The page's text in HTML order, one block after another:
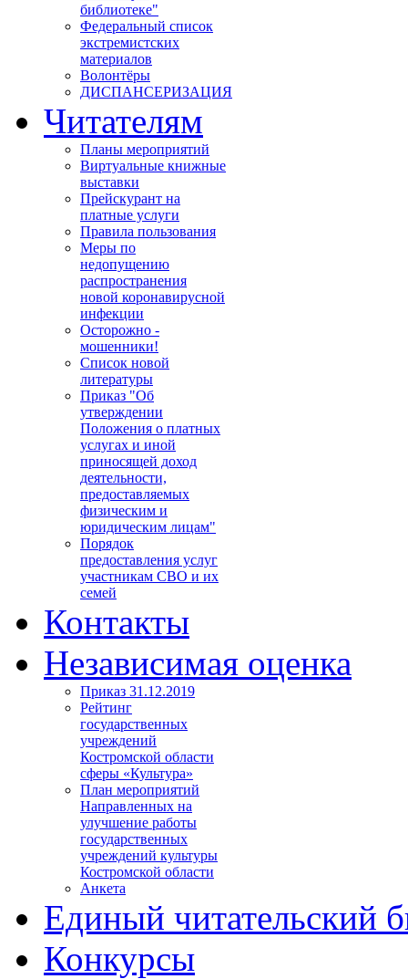
библиотеке"
Федеральный список
экстремистских
материалов
Волонтёры
ДИСПАНСЕРИЗАЦИЯ
Читателям
Планы мероприятий
Виртуальные книжные
выставки
Прейскурант на
платные услуги
Правила пользования
Меры по
недопущению
распространения
новой коронавирусной
инфекции
Осторожно -
мошенники!
Список новой
литературы
Приказ "Об
утверждении
Положения о платных
услугах и иной
приносящей доход
деятельности,
предоставляемых
физическим и
юридическим лицам"
Порядок
предоставления услуг
участникам СВО и их
семей
Контакты
Независимая оценка
Приказ 31.12.2019
Рейтинг
государственных
учреждений
Костромской области
сферы «Культура»
План мероприятий
Направленных на
улучшение работы
государственных
учреждений культуры
Костромской области
Анкета
Единый читательский
Конкурсы